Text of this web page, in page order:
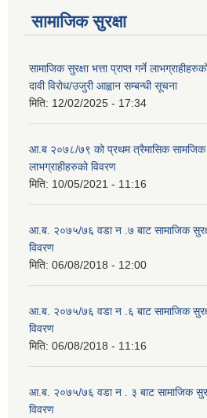
सामाजिक सुरक्षा
सामाजिक सुरक्षा भत्ता प्राप्त गर्ने
दावी विरोध/उजुरी आह्वान सम्बन्धी सूचना
मिति: 12/02/2025 - 17:34
आ.ब २०७८/७९ को प्रथम त्रैमासिक सामजिक
लाभग्राहीहरुको विवरण
मिति: 10/05/2021 - 11:16
आ.ब. २०७५/७६ वडा न .७ बाट सामाजिक
विवरण
मिति: 06/08/2018 - 12:00
आ.ब. २०७५/७६ वडा न .६ बाट सामाजिक
विवरण
मिति: 06/08/2018 - 11:16
आ.ब. २०७५/७६ वडा न . ३ बाट सामाजिक
विवरण